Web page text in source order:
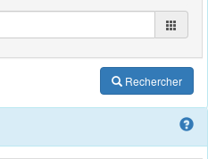
Rechercher